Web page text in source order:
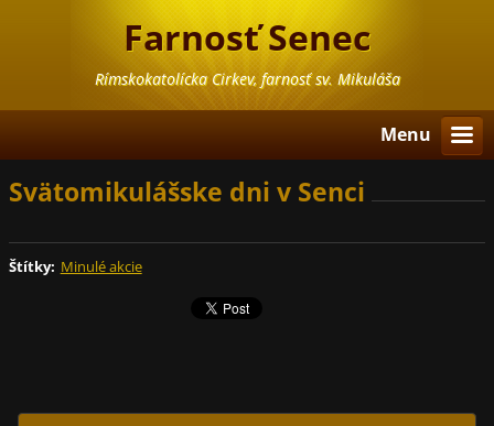
Farnosť Senec
Rímskokatolícka Cirkev, farnosť sv. Mikuláša
Menu
Svätomikulášske dni v Senci
Štítky: Minulé akcie